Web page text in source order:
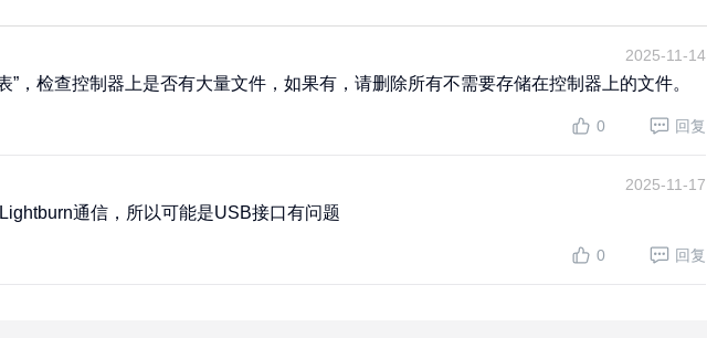
2025-11-14
”，检查控制器上是否有大量文件，如果有，请删除所有不需要存储在控制器上的文件。
0 回复
2025-11-17
通信，所以可能是USB接口有问题
0 回复